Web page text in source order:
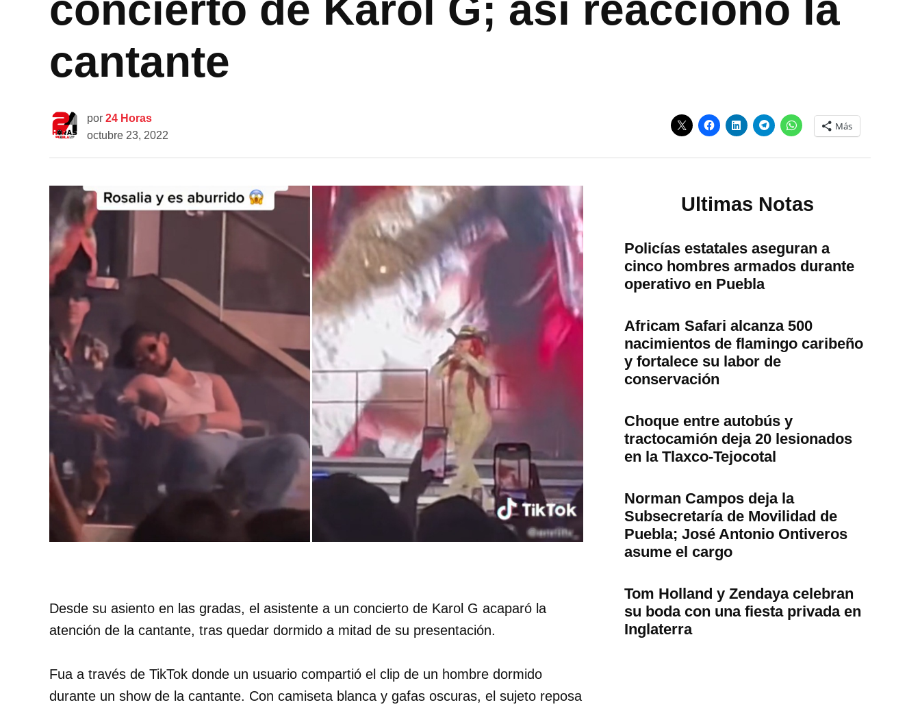
cantante
por 24 Horas
octubre 23, 2022
Más
Desde su asiento en las gradas, el asistente a un concierto de Karol G acaparó la
atención de la cantante, tras quedar dormido a mitad de su presentación.
Fua a través de TikTok donde un usuario compartió el clip de un hombre dormido
durante un show de la cantante. Con camiseta blanca y gafas oscuras, el sujeto reposa
Ultimas Notas
Policías estatales aseguran a
cinco hombres armados durante
operativo en Puebla
Africam Safari alcanza 500
nacimientos de flamingo caribeño
y fortalece su labor de
conservación
Choque entre autobús y
tractocamión deja 20 lesionados
en la Tlaxco-Tejocotal
Norman Campos deja la
Subsecretaría de Movilidad de
Puebla; José Antonio Ontiveros
asume el cargo
Tom Holland y Zendaya celebran
su boda con una fiesta privada en
Inglaterra